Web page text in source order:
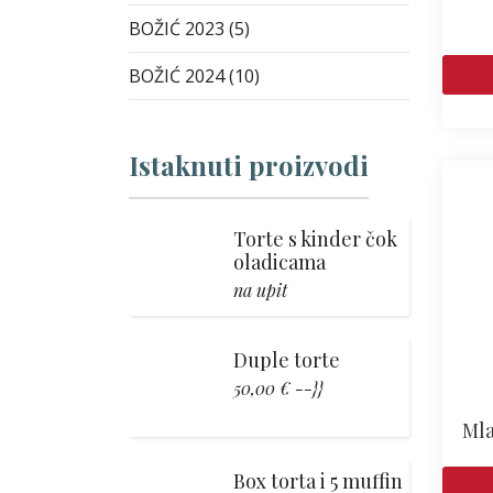
BOŽIĆ 2023 (5)
BOŽIĆ 2024 (10)
Istaknuti proizvodi
Torte s kinder čok
oladicama
na upit
Duple torte
50,00 € --}}
Box torta i 5 muffin